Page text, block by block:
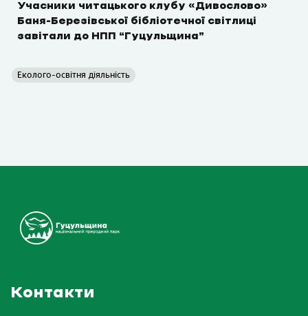
Учасники читацького клубу «Дивослово»
Баня-Березівської бібліотечної світлиці
завітали до НПП “Гуцульщина”
Еколого-освітня діяльність
Контакти